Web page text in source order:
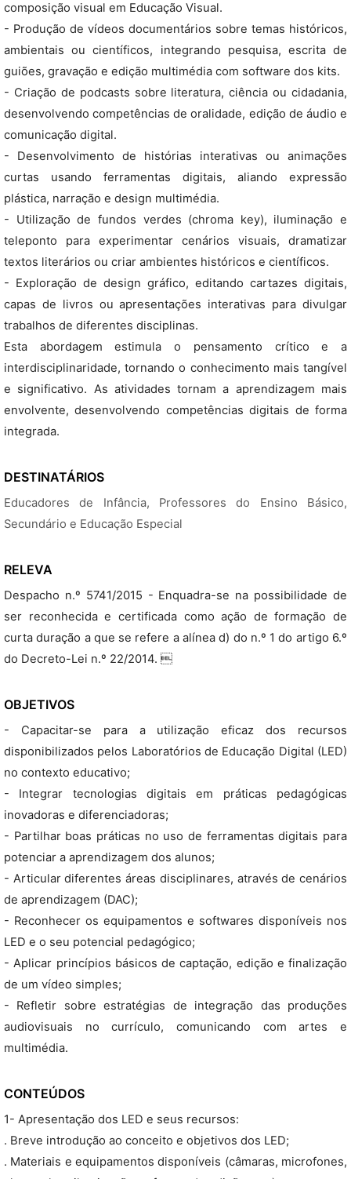
composição visual em Educação Visual.​
- Produção de vídeos documentários sobre temas históricos,
ambientais ou científicos, integrando pesquisa, escrita de
guiões, gravação e edição multimédia com software dos kits.​​
- Criação de podcasts sobre literatura, ciência ou cidadania,
desenvolvendo competências de oralidade, edição de áudio e
comunicação digital.​
- Desenvolvimento de histórias interativas ou animações
curtas usando ferramentas digitais, aliando expressão
plástica, narração e design multimédia.​
- Utilização de fundos verdes (chroma key), iluminação e
teleponto para experimentar cenários visuais, dramatizar
textos literários ou criar ambientes históricos e científicos.​
- Exploração de design gráfico , editando cartazes digitais,
capas de livros ou apresentações interativas para divulgar
trabalhos de diferentes disciplinas.
Esta abordagem estimula o pensamento crítico e a
interdisciplinaridade, tornando o conhecimento mais tangível
e significativo. As atividades tornam a aprendizagem mais
envolvente, desenvolvendo competências digitais de forma
integrada.
DESTINATÁRIOS
Educadores de Infância, Professores do Ensino Básico,
Secundário e Educação Especial
RELEVA
Despacho n.º 5741/2015 - Enquadra-se na possibilidade de
ser reconhecida e certificada como ação de formação de
curta duração a que se refere a alínea d) do n.º 1 do artigo 6.º
do Decreto-Lei n.º 22/2014. 
OBJETIVOS
- Capacitar-se para a utilização eficaz dos recursos
disponibilizados pelos Laboratórios de Educação Digital (LED)
no contexto educativo;
- Integrar tecnologias digitais em práticas pedagógicas
inovadoras e diferenciadoras;
- Partilhar boas práticas no uso de ferramentas digitais para
potenciar a aprendizagem dos alunos;
- Articular diferentes áreas disciplinares, através de cenários
de aprendizagem (DAC);
- Reconhecer os equipamentos e softwares disponíveis nos
LED e o seu potencial pedagógico;
- Aplicar princípios básicos de captação, edição e finalização
de um vídeo simples;
- Refletir sobre estratégias de integração das produções
audiovisuais no currículo, comunicando com artes e
multimédia.
CONTEÚDOS
1- Apresentação dos LED e seus recursos:
. Breve introdução ao conceito e objetivos dos LED;
. Materiais e equipamentos disponíveis (câmaras, microfones,